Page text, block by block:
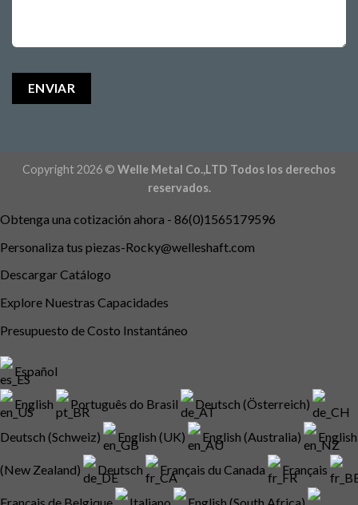
Copyright 2026 © Welle Metal Co.,LTD Todos los derechos
reservados.
Obtenga una cotización ahora - 86(0)1565179596
Personaliza tus piezas-Rocky@welleshaft.com
Descargar Catálogo
Explore Nuestras Capacidades
Presupuesto de Costo Instantáneo
Español
English Português do Brasil Deutsch (Österreich)
Deutsch (Schweiz) English (UK) English (Australia) English
(New Zealand) Deutsch Français du Canada Français